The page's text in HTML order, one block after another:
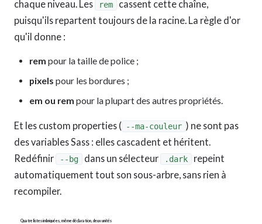
chaque niveau. Les rem
cassent cette chaîne,
puisqu'ils repartent toujours de la racine. La règle d'or
qu'il donne :
rem pour la taille de police ;
pixels pour les bordures ;
em ou rem pour la plupart des autres propriétés.
Et les custom properties ( --ma-couleur ) ne sont pas
des variables Sass : elles cascadent et héritent.
Redéfinir
--bg dans un sélecteur .dark
repeint
automatiquement tout son sous-arbre, sans rien à
recompiler.
Quatre listes imbriquées, même déclaration, deux unités